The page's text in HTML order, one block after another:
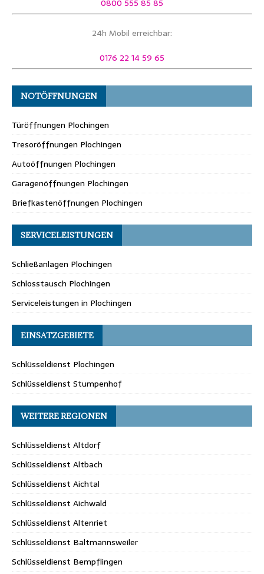
0800 555 85 85
24h Mobil erreichbar:
0176 22 14 59 65
NOTÖFFNUNGEN
Türöffnungen Plochingen
Tresoröffnungen Plochingen
Autoöffnungen Plochingen
Garagenöffnungen Plochingen
Briefkastenöffnungen Plochingen
SERVICELEISTUNGEN
Schließanlagen Plochingen
Schlosstausch Plochingen
Serviceleistungen in Plochingen
EINSATZGEBIETE
Schlüsseldienst Plochingen
Schlüsseldienst Stumpenhof
WEITERE REGIONEN
Schlüsseldienst Altdorf
Schlüsseldienst Altbach
Schlüsseldienst Aichtal
Schlüsseldienst Aichwald
Schlüsseldienst Altenriet
Schlüsseldienst Baltmannsweiler
Schlüsseldienst Bempflingen